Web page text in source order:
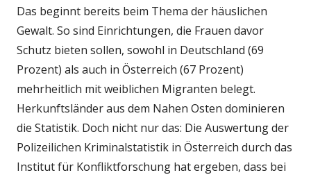
Das beginnt bereits beim Thema der häuslichen
Gewalt. So sind Einrichtungen, die Frauen davor
Schutz bieten sollen, sowohl in Deutschland (69
Prozent) als auch in Österreich (67 Prozent)
mehrheitlich mit weiblichen Migranten belegt.
Herkunftsländer aus dem Nahen Osten dominieren
die Statistik. Doch nicht nur das: Die Auswertung der
Polizeilichen Kriminalstatistik in Österreich durch das
Institut für Konfliktforschung hat ergeben, dass bei